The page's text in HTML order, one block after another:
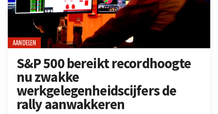
AANDELEN
S&P 500 bereikt recordhoogte
nu zwakke
werkgelegenheidscijfers de
rally aanwakkeren